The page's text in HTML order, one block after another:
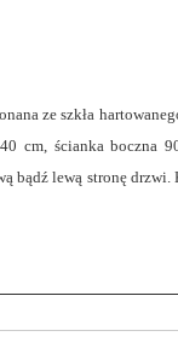
ze szkła
cm, ścianka boczna
bądź lewą stronę